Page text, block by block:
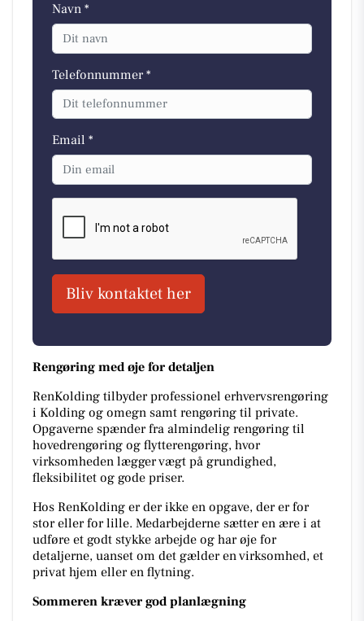
Navn *
Telefonnummer *
Email *
Bliv kontaktet her
Rengøring med øje for detaljen
RenKolding tilbyder professionel erhvervsrengøring
i Kolding og omegn samt rengøring til private.
Opgaverne spænder fra almindelig rengøring til
hovedrengøring og flytterengøring, hvor
virksomheden lægger vægt på grundighed,
fleksibilitet og gode priser.
Hos RenKolding er der ikke en opgave, der er for
stor eller for lille. Medarbejderne sætter en ære i at
udføre et godt stykke arbejde og har øje for
detaljerne, uanset om det gælder en virksomhed, et
privat hjem eller en flytning.
Sommeren kræver god planlægning